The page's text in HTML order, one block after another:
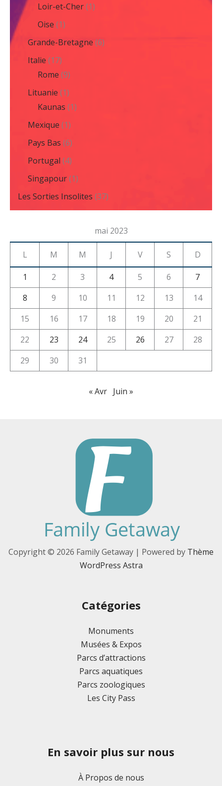
Loir-et-Cher(1)
Oise (1)
Grande-Bretagne (6)
Italie (17)
Rome (9)
Lituanie (1)
Kaunas (1)
Mexique (1)
Pays Bas (6)
Portugal (4)
Singapour(1)
Les Sorties Insolites (37)
mai 2023
L M M J V S D
1 2 3 4 5 6
7
8
9 10 11 12 13
14
15
16 17 18 19 20
21
22
23 24 25 26 27
28
29
30 31
« Avr Juin »
Copyright © 2026 Family Getaway | Powered by Thème
WordPress Astra
Catégories
Monuments
Musées & Expos
Parcs d’attractions
Parcs aquatiques
Parcs zoologiques
Les City Pass
En savoir plus sur nous
À Propos de nous